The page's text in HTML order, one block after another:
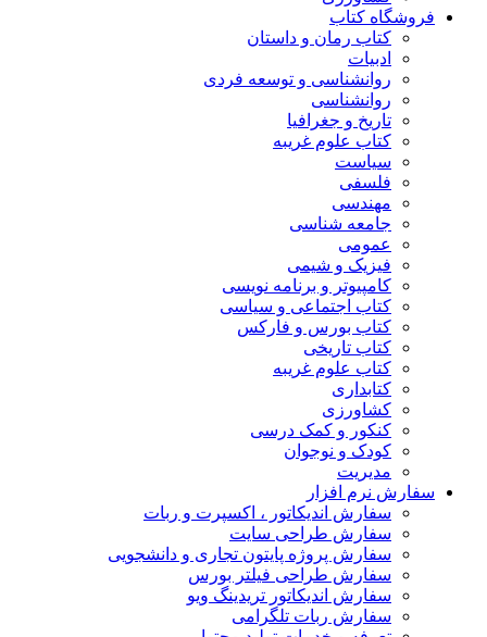
فروشگاه کتاب
کتاب رمان و داستان
ادبیات
روانشناسی و توسعه فردی
روانشناسی
تاریخ و جغرافیا
کتاب علوم غریبه
سیاست
فلسفی
مهندسی
جامعه شناسی
عمومی
فیزیک و شیمی
کامپیوتر و برنامه نویسی
کتاب اجتماعی و سیاسی
کتاب بورس و فارکس
کتاب تاریخی
کتاب علوم غریبه
کتابداری
کشاورزی
کنکور و کمک‌ درسی
کودک و نوجوان
مدیریت
سفارش نرم افزار
سفارش اندیکاتور ، اکسپرت و ربات
سفارش طراحی سایت
سفارش پروژه پایتون تجاری و دانشجویی
سفارش طراحی فیلتر بورس
سفارش اندیکاتور تریدینگ ویو
سفارش ربات تلگرامی